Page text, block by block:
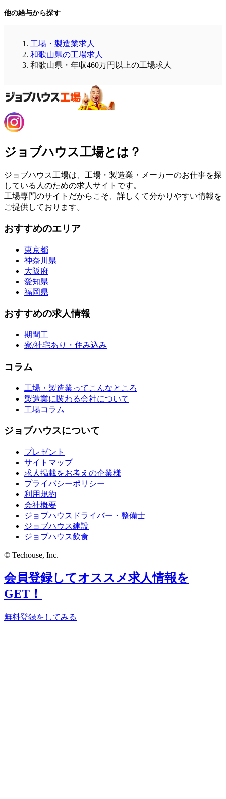
他の給与から探す
工場・製造業求人
和歌山県の工場求人
和歌山県・年収460万円以上の工場求人
ジョブハウス工場とは？
ジョブハウス工場は、工場・製造業・メーカーのお仕事を探
している人のための求人サイトです。
工場専門のサイトだからこそ、詳しくて分かりやすい情報を
ご提供しております。
おすすめのエリア
東京都
神奈川県
大阪府
愛知県
福岡県
おすすめの求人情報
期間工
寮/社宅あり・住み込み
コラム
工場・製造業ってこんなところ
製造業に関わる会社について
工場コラム
ジョブハウスについて
プレゼント
サイトマップ
求人掲載をお考えの企業様
プライバシーポリシー
利用規約
会社概要
ジョブハウスドライバー・整備士
ジョブハウス建設
ジョブハウス飲食
© Techouse, Inc.
会員登録してオススメ求人情報を
GET！
無料登録をしてみる